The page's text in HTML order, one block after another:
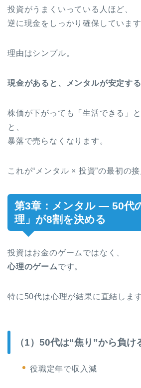
投資がうまくいっている人ほど、
逆に現金をしっかり確保しています
理由はシンプル。
現金があると、メンタルが安定する
株価が下がっても「生活できる」
と、
暴落で売らなくなります。
これが“メンタル × 投資”の最初の接
第3章：メンタル ― 50代
理」が8割を決める
投資はお金のゲームではなく、
心理のゲームです。
特に50代は心理が結果に直結します
（1）50代は“焦り”から負け
役職定年で収入減